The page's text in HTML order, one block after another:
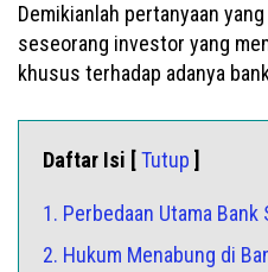
Demikianlah pertanyaan
seseorang investor yang
khusus terhadap adanya
Daftar Isi [Tutup ]
1. Perbedaan Utama Bank
2. Hukum Menabung di